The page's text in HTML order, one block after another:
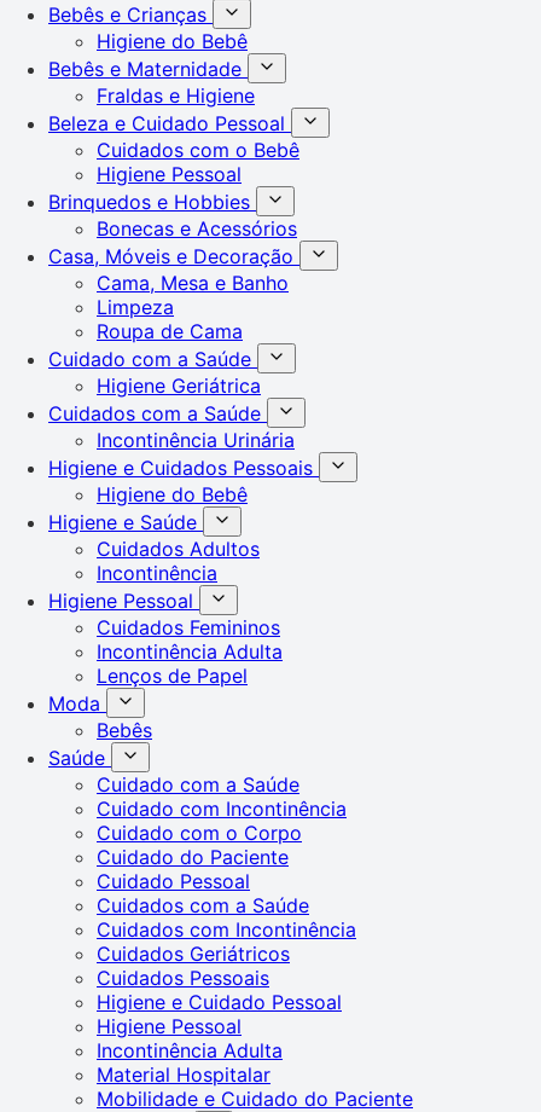
Bebês e Crianças
Higiene do Bebê
Bebês e Maternidade
Fraldas e Higiene
Beleza e Cuidado Pessoal
Cuidados com o Bebê
Higiene Pessoal
Brinquedos e Hobbies
Bonecas e Acessórios
Casa, Móveis e Decoração
Cama, Mesa e Banho
Limpeza
Roupa de Cama
Cuidado com a Saúde
Higiene Geriátrica
Cuidados com a Saúde
Incontinência Urinária
Higiene e Cuidados Pessoais
Higiene do Bebê
Higiene e Saúde
Cuidados Adultos
Incontinência
Higiene Pessoal
Cuidados Femininos
Incontinência Adulta
Lenços de Papel
Moda
Bebês
Saúde
Cuidado com a Saúde
Cuidado com Incontinência
Cuidado com o Corpo
Cuidado do Paciente
Cuidado Pessoal
Cuidados com a Saúde
Cuidados com Incontinência
Cuidados Geriátricos
Cuidados Pessoais
Higiene e Cuidado Pessoal
Higiene Pessoal
Incontinência Adulta
Material Hospitalar
Mobilidade e Cuidado do Paciente